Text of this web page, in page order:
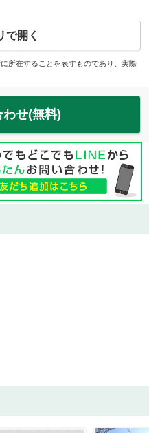
で開く
所在することを表すものであり、実際
わせ(無料)